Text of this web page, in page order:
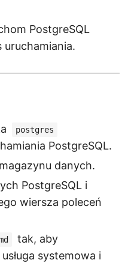
PostgreSQL
postgres
PostgreSQL.
danych.
PostgreSQL i
wiersza poleceń
tak, aby
usługa systemowa i